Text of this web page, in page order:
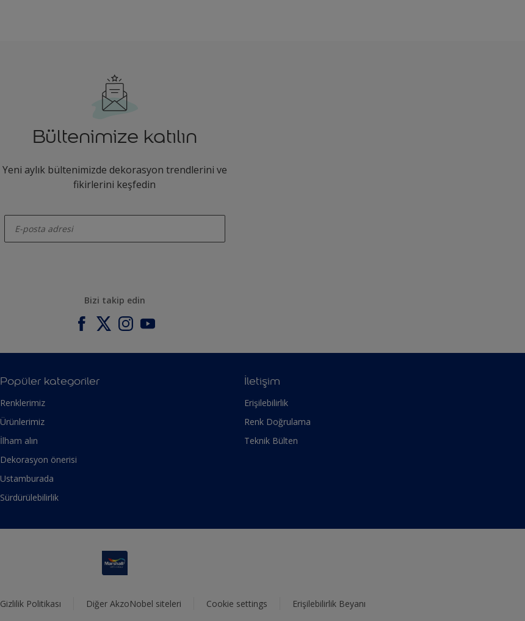
Bültenimize katılın
Yeni aylık bültenimizde dekorasyon trendlerini ve
fikirlerini keşfedin
Bizi takip edin
Popüler kategoriler
Renklerimiz
Ürünlerimiz
İlham alın
Dekorasyon önerisi
Ustamburada
Sürdürülebilirlik
İletişim
Erişilebilirlik
Renk Doğrulama
Teknik Bülten
Gizlilik Politikası Diğer AkzoNobel siteleri Cookie settings Erişilebilirlik Beyanı